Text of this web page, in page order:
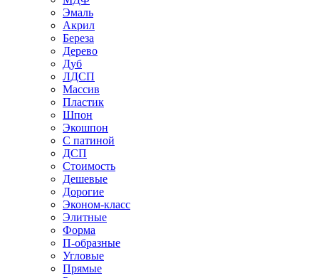
Эмаль
Акрил
Береза
Дерево
Дуб
ЛДСП
Массив
Пластик
Шпон
Экошпон
С патиной
ДСП
Стоимость
Дешевые
Дорогие
Эконом-класс
Элитные
Форма
П-образные
Угловые
Прямые